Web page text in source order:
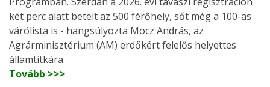
két perc alatt betelt az 500 férőhely, sőt még a 100-as
várólista is - hangsúlyozta Mocz András, az
Agrárminisztérium (AM) erdőkért felelős helyettes
államtitkára.
Tovább >>>